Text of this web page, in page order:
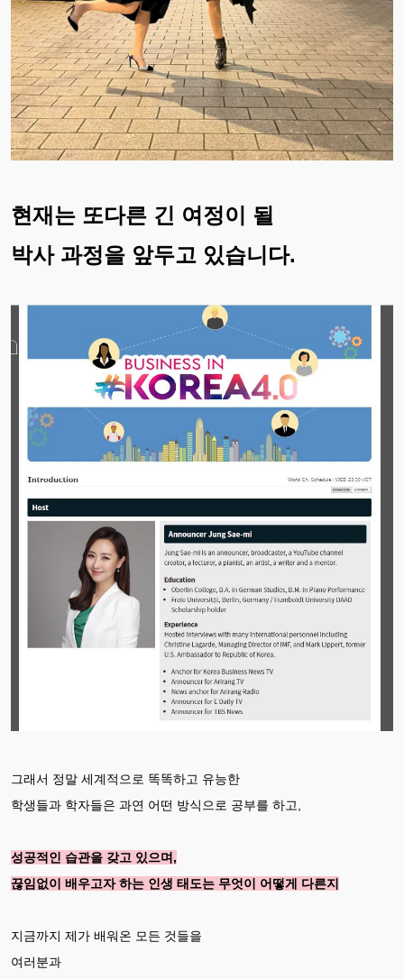
현재는 또다른 긴 여정이 될
박사 과정을 앞두고 있습니다.
그래서 정말 세계적으로 똑똑하고 유능한
학생들과 학자들은 과연 어떤 방식으로 공부를 하고,
성공적인 습관을 갖고 있으며,
끊임없이 배우고자 하는 인생 태도는 무엇이 어떻게 다른지
지금까지 제가 배워온 모든 것들을
여러분과